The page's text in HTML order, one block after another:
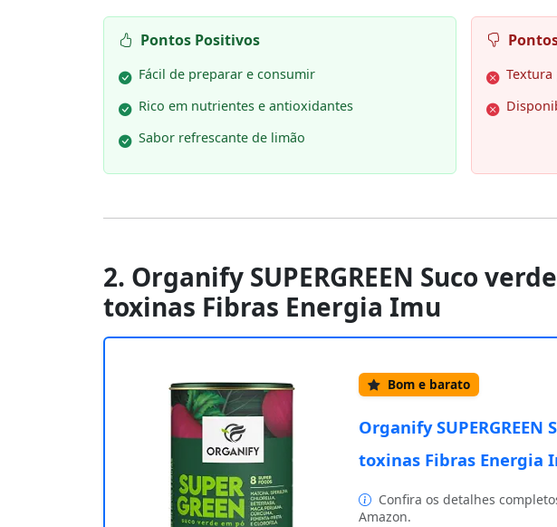
Pontos Positivos
Fácil de preparar e consumir
Rico em nutrientes e antioxidantes
Sabor refrescante de limão
2. Organify SUPERGREEN Suco
toxinas Fibras Energia Imu
Bom e barato
Organify
toxinas Fibras Energia
Confira os detalhes
Amazon.